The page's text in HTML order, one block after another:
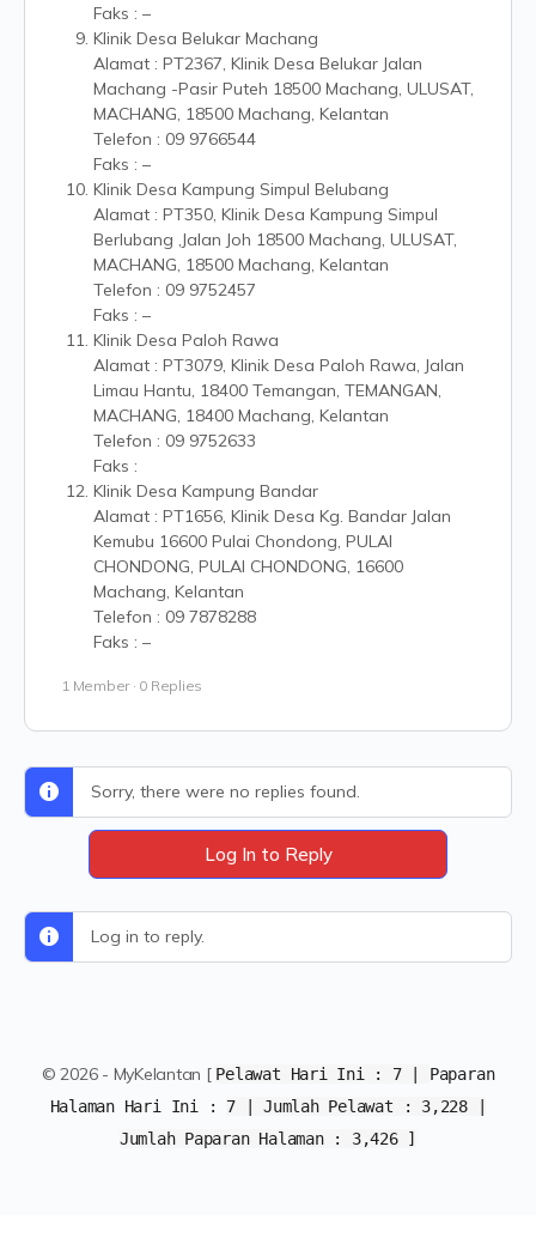
Faks : –
Klinik Desa Belukar Machang
Alamat : PT2367, Klinik Desa Belukar Jalan
Machang -Pasir Puteh 18500 Machang, ULUSAT,
MACHANG, 18500 Machang, Kelantan
Telefon : 09 9766544
Faks : –
Klinik Desa Kampung Simpul Belubang
Alamat : PT350, Klinik Desa Kampung Simpul
Berlubang ,Jalan Joh 18500 Machang, ULUSAT,
MACHANG, 18500 Machang, Kelantan
Telefon : 09 9752457
Faks : –
Klinik Desa Paloh Rawa
Alamat : PT3079, Klinik Desa Paloh Rawa, Jalan
Limau Hantu, 18400 Temangan, TEMANGAN,
MACHANG, 18400 Machang, Kelantan
Telefon : 09 9752633
Faks :
Klinik Desa Kampung Bandar
Alamat : PT1656, Klinik Desa Kg. Bandar Jalan
Kemubu 16600 Pulai Chondong, PULAI
CHONDONG, PULAI CHONDONG, 16600
Machang, Kelantan
Telefon : 09 7878288
Faks : –
1 Member · 0 Replies
Sorry, there were no replies found.
Log In to Reply
Log in to reply.
© 2026 - MyKelantan [ Pelawat Hari Ini : 7
Paparan
Halaman Hari Ini : 7 | Jumlah Pelawat : 3,228 |
Jumlah Paparan Halaman : 3,426 ]